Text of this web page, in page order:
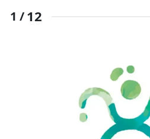
1 /12